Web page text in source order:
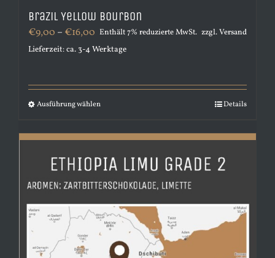
Brazil Yellow Bourbon
€9,00 – €16,00 Preisspanne:
€9,00
€16,00
Enthält 7% reduzierte MwSt. zzgl.Versand
Lieferzeit: ca. 3-4 Werktage
Ausführung wählenDieses
weist
mehrere
Varianten
auf.
Die
Optionen
können
Details